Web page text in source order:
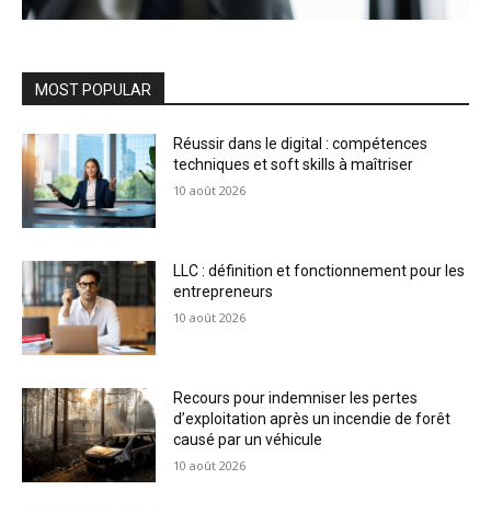
MOST POPULAR
Réussir dans le digital : compétences
techniques et soft skills à maîtriser
10 août 2026
LLC : définition et fonctionnement pour les
entrepreneurs
10 août 2026
Recours pour indemniser les pertes
d’exploitation après un incendie de forêt
causé par un véhicule
10 août 2026